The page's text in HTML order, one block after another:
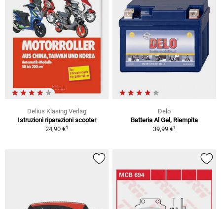
Delius Klasing Verlag
Istruzioni riparazioni scooter
24,90 €1
Delo
Batteria Al Gel, Riempita
39,99 €1